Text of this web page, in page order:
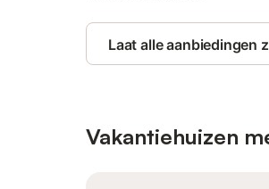
Laat alle aanbiedingen
Vakantiehuizen